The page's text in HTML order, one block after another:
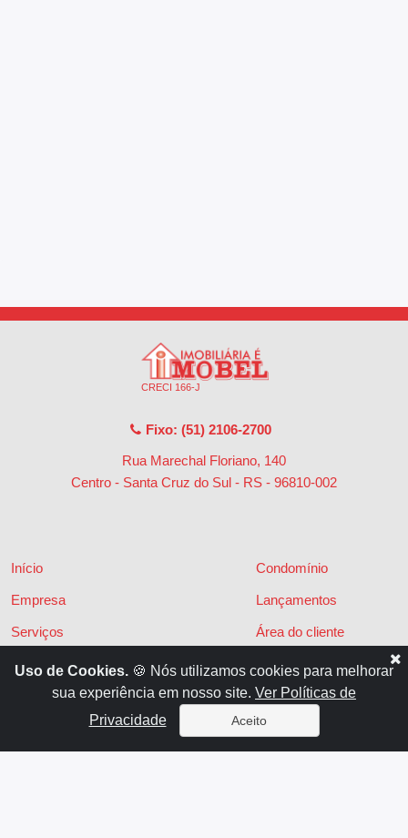
CRECI 166-J
Fixo: (51) 2106-2700
Rua Marechal Floriano, 140
Centro - Santa Cruz do Sul - RS - 96810-002
Início
Empresa
Serviços
Financiamentos
Locações
Condomínio
Lançamentos
Área do cliente
Políticas de privacidade
Contato
Uso de Cookies. 🍪 Nós utilizamos cookies para melhorar
sua experiência em nosso site. Ver Políticas de
Privacidade
Aceito